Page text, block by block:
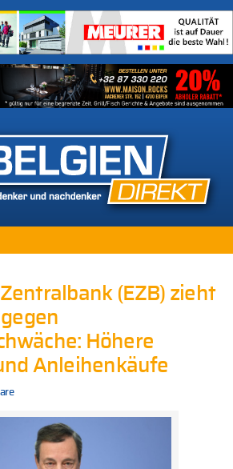
(EZB) zieht
Höhere
Anleihenkäufe